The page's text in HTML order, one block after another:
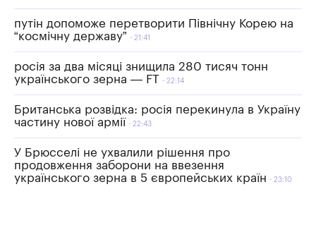
путін допоможе перетворити Північну Корею на
“космічну державу”
21:41
росія за два місяці знищила 280 тисяч тонн
українського зерна — FT
22:14
Британська розвідка: росія перекинула в Україну
частину нової армії
22:43
У Брюсселі не ухвалили рішення про
продовження заборони на ввезення
українського зерна в 5 європейських країн
23:10